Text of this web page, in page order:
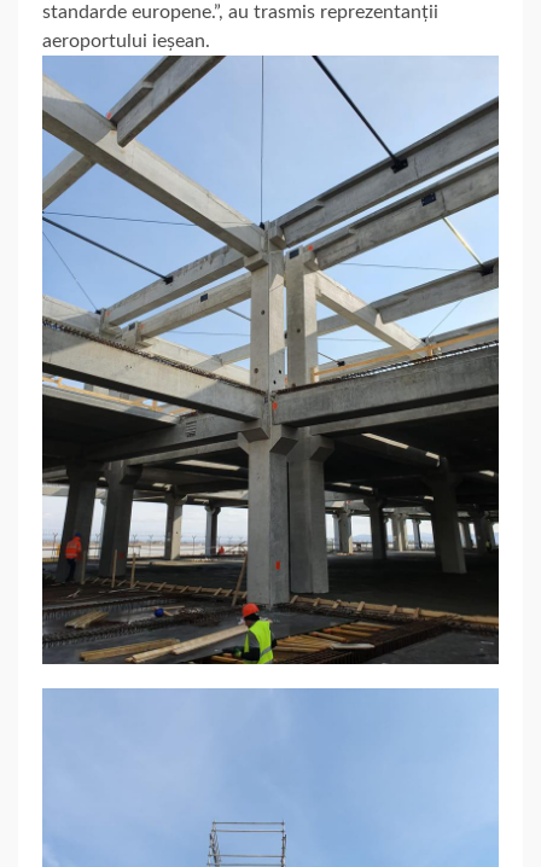
standarde europene.”, au trasmis reprezentanții
aeroportului ieșean.